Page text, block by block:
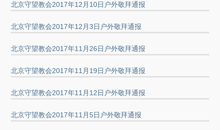
北京守望教会2017年12月10日户外敬拜通报
北京守望教会2017年12月3日户外敬拜通报
北京守望教会2017年11月26日户外敬拜通报
北京守望教会2017年11月19日户外敬拜通报
北京守望教会2017年11月12日户外敬拜通报
北京守望教会2017年11月5日户外敬拜通报